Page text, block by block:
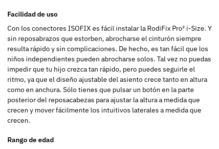
Facilidad de uso
Con los conectores ISOFIX es fácil instalar la RodiFix Pro² i-Size. Y
sin reposabrazos que estorben, abrocharse el cinturón siempre
resulta rápido y sin complicaciones. De hecho, es tan fácil que los
niños independientes pueden abrocharse solos. Tal vez no puedas
impedir que tu hijo crezca tan rápido, pero puedes seguirle el
ritmo, ya que el diseño ajustable del asiento crece tanto en altura
como en anchura. Sólo tienes que pulsar un botón en la parte
posterior del reposacabezas para ajustar la altura a medida que
crecen y mover fácilmente los intuitivos laterales a medida que
crecen.
Rango de edad